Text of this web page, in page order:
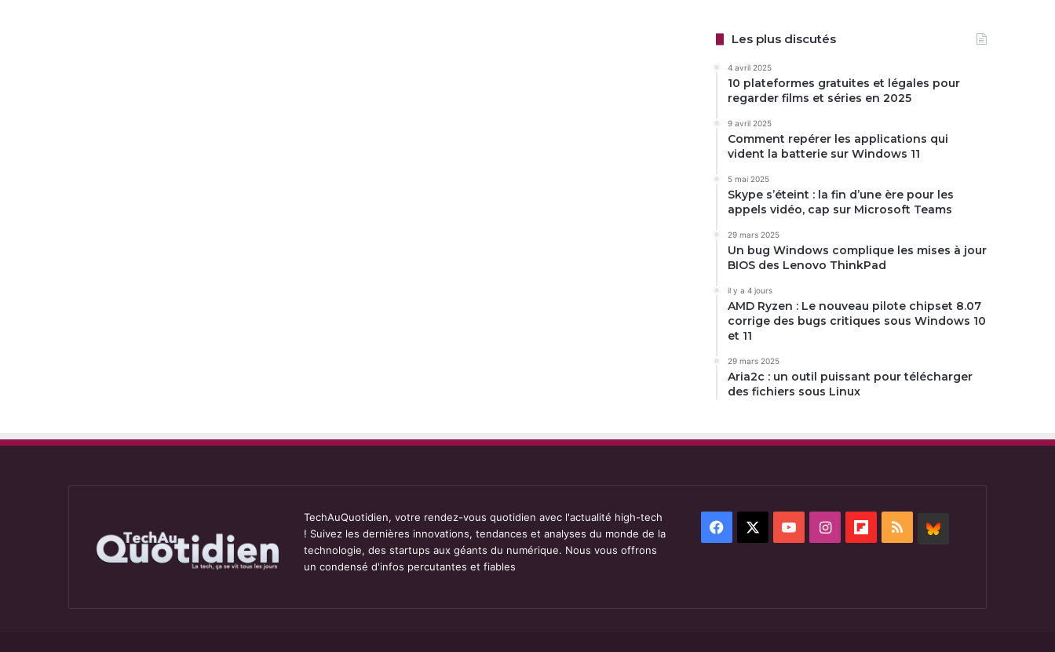
Les plus discutés
4 avril 2025
10 plateformes gratuites et légales pour
regarder films et séries en 2025
9 avril 2025
Comment repérer les applications qui
vident la batterie sur Windows 11
5 mai 2025
Skype s’éteint : la fin d’une ère pour les
appels vidéo, cap sur Microsoft Teams
29 mars 2025
Un bug Windows complique les mises à jour
BIOS des Lenovo ThinkPad
il y a 4 jours
AMD Ryzen : Le nouveau pilote chipset 8.07
corrige des bugs critiques sous Windows 10
et 11
29 mars 2025
Aria2c : un outil puissant pour télécharger
des fichiers sous Linux
TechAuQuotidien, votre rendez-vous quotidien avec l'actualité high-tech
! Suivez les dernières innovations, tendances et analyses du monde de la
technologie, des startups aux géants du numérique. Nous vous offrons
un condensé d'infos percutantes et fiables
Facebook YouTubeInstagramFlipboard
RSS